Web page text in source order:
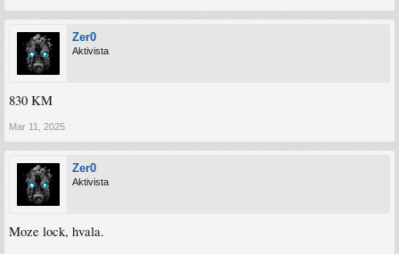
Zer0
Aktivista
830 KM
Mar 11, 2025
Zer0
Aktivista
Moze lock, hvala.